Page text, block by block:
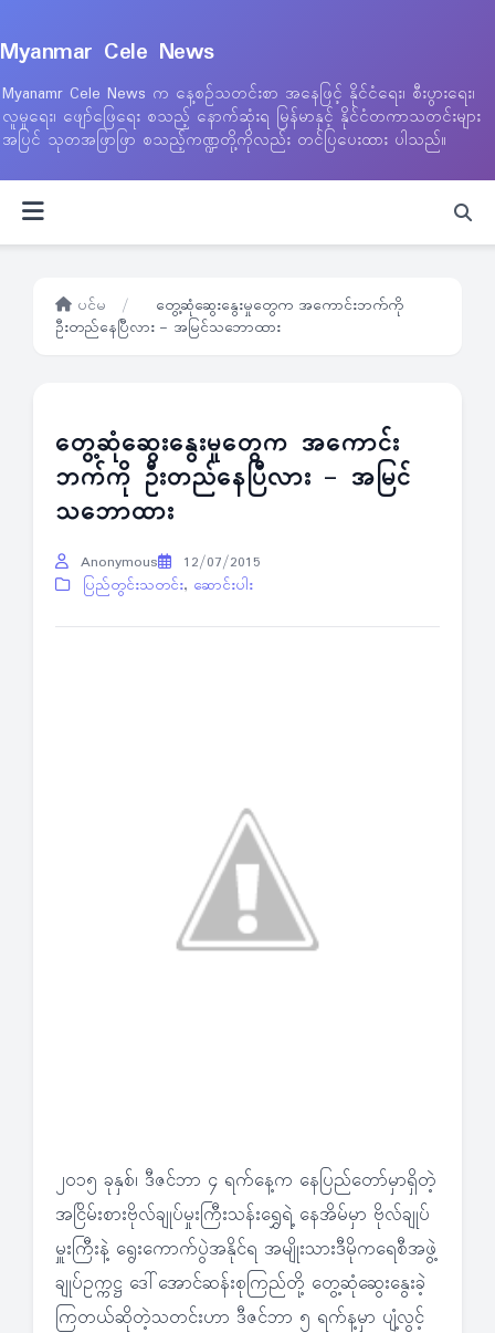
Myanmar Cele News
Myanamr Cele News က နေ့စဉ်သတင်းစာ အနေဖြင့် နိုင်ငံရေး၊ စီးပွားရေး၊
လူမှုရေး၊ ဖျော်ဖြေရေး စသည့် နောက်ဆုံးရ မြန်မာနှင့် နိုင်ငံတကာသတင်းများ
အပြင် သုတအဖြာဖြာ စသည့်ကဏ္ဍတို့ကိုလည်း တင်ပြပေးထား ပါသည်။
ပင်မ /
တွေ့ဆုံဆွေးနွေးမှုတွေက အကောင်းဘက်ကို
ဦးတည်နေပြီလား – အမြင်သဘောထား
တွေ့ဆုံဆွေးနွေးမှုတွေက အကောင်း
ဘက်ကို ဦးတည်နေပြီလား – အမြင်
သဘောထား
Anonymous
12/07/2015
ပြည်တွင်းသတင်း, ဆောင်းပါး
၂၀၁၅ ခုနှစ်၊ ဒီဇင်ဘာ ၄ ရက်နေ့က နေပြည်တော်မှာရှိတဲ့
အငြိမ်းစားဗိုလ်ချုပ်မှုးကြီးသန်းရွှေရဲ့ နေအိမ်မှာ ဗိုလ်ချုပ်
မှူးကြီးနဲ့ ရွေးကောက်ပွဲအနိုင်ရ အမျိုးသားဒီမိုကရေစီအဖွဲ့
ချုပ်ဥက္ကဋ္ဌ ဒေါ်အောင်ဆန်းစုကြည်တို့ တွေ့ဆုံဆွေးနွေးခဲ့
ကြတယ်ဆိုတဲ့သတင်းဟာ ဒီဇင်ဘာ ၅ ရက်န့မှာ ပျံ့လွင့်